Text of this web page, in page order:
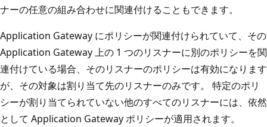
ナーの任意の組み合わせに関連付けることもできます。
Application Gateway にポリシーが関連付けられていて、その
Application Gateway 上の 1 つのリスナーに別のポリシーを関
連付けている場合、そのリスナーのポリシーは有効になります
が、その対象は割り当て先のリスナーのみです。 特定のポリ
シーが割り当てられていない他のすべてのリスナーには、依然
として Application Gateway ポリシーが適用されます。